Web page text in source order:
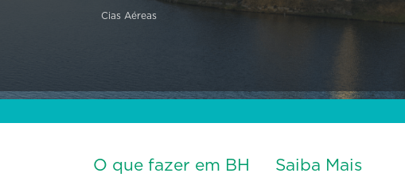
Cias Aéreas
O que fazer em BH Saiba Mais